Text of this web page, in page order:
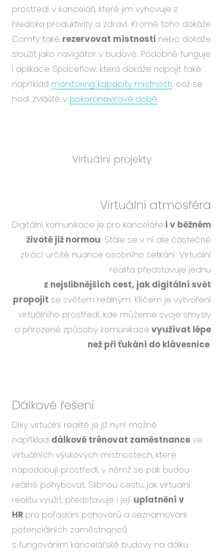
prostředí v kanceláři, které jim vyhovuje z
hlediska produktivity a zdraví. Kromě toho dokáže
Comfy také rezervovat místnosti nebo dokáže
sloužit jako navigátor v budově. Podobně funguje
i aplikace Spaceflow, která dokáže napojit také
například monitoring kapacity místností, což se
hodí zvláště v pokoronavirové době.
Virtuální projekty
Virtuální atmosféra
Digitální komunikace je pro kanceláře i v běžném
životě již normou. Stále se v ní ale částečně
ztrácí určité nuance osobního setkání. Virtuální
realita představuje jednu
z nejslibnějších cest, jak digitální svět
propojit se světem reálným. Klíčem je vytvoření
virtuálního prostředí, kde můžeme svoje smysly
a přirozené způsoby komunikace využívat lépe
než při ťukání do klávesnice.
Dálkové řešení
Díky virtuální realitě je již nyní možné
například dálkově trénovat zaměstnance ve
virtuálních výukových místnostech, které
napodobují prostředí, v němž se pak budou
reálně pohybovat. Slibnou cestu, jak virtuální
realitu využít, představuje i její uplatnění v
HR pro pořádání pohovorů a seznamování
potenciálních zaměstnanců
s fungováním kancelářské budovy na dálku.